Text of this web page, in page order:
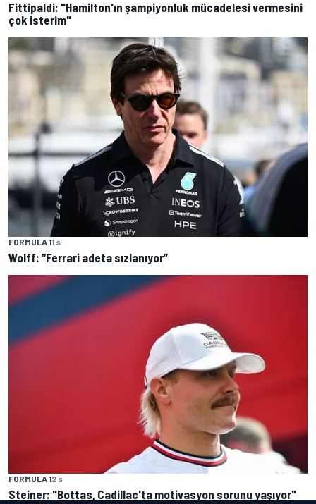
Fittipaldi: "Hamilton'ın şampiyonluk mücadelesi vermesini
çok isterim"
FORMULA 11 s
Wolff: “Ferrari adeta sızlanıyor”
FORMULA 12 s
Steiner: "Bottas, Cadillac'ta motivasyon sorunu yaşıyor"